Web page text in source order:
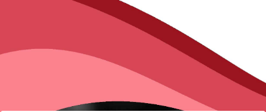
Salta al contenido principal